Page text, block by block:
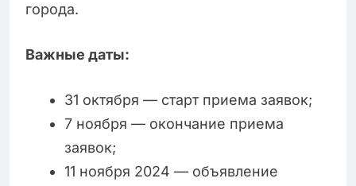
города.
Важные даты:
31 октября — старт приема заявок;
7 ноября — окончание приема
заявок;
11 ноября 2024 — объявление